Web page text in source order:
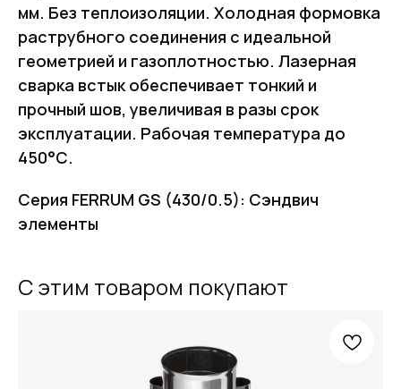
мм. Без теплоизоляции. Холодная формовка
раструбного соединения с идеальной
геометрией и газоплотностью. Лазерная
сварка встык обеспечивает тонкий и
прочный шов, увеличивая в разы срок
эксплуатации. Рабочая температура до
450°С.
Серия FERRUM GS (430/0.5): Сэндвич
элементы
С этим товаром покупают
FERRUM
Оставьте заявку